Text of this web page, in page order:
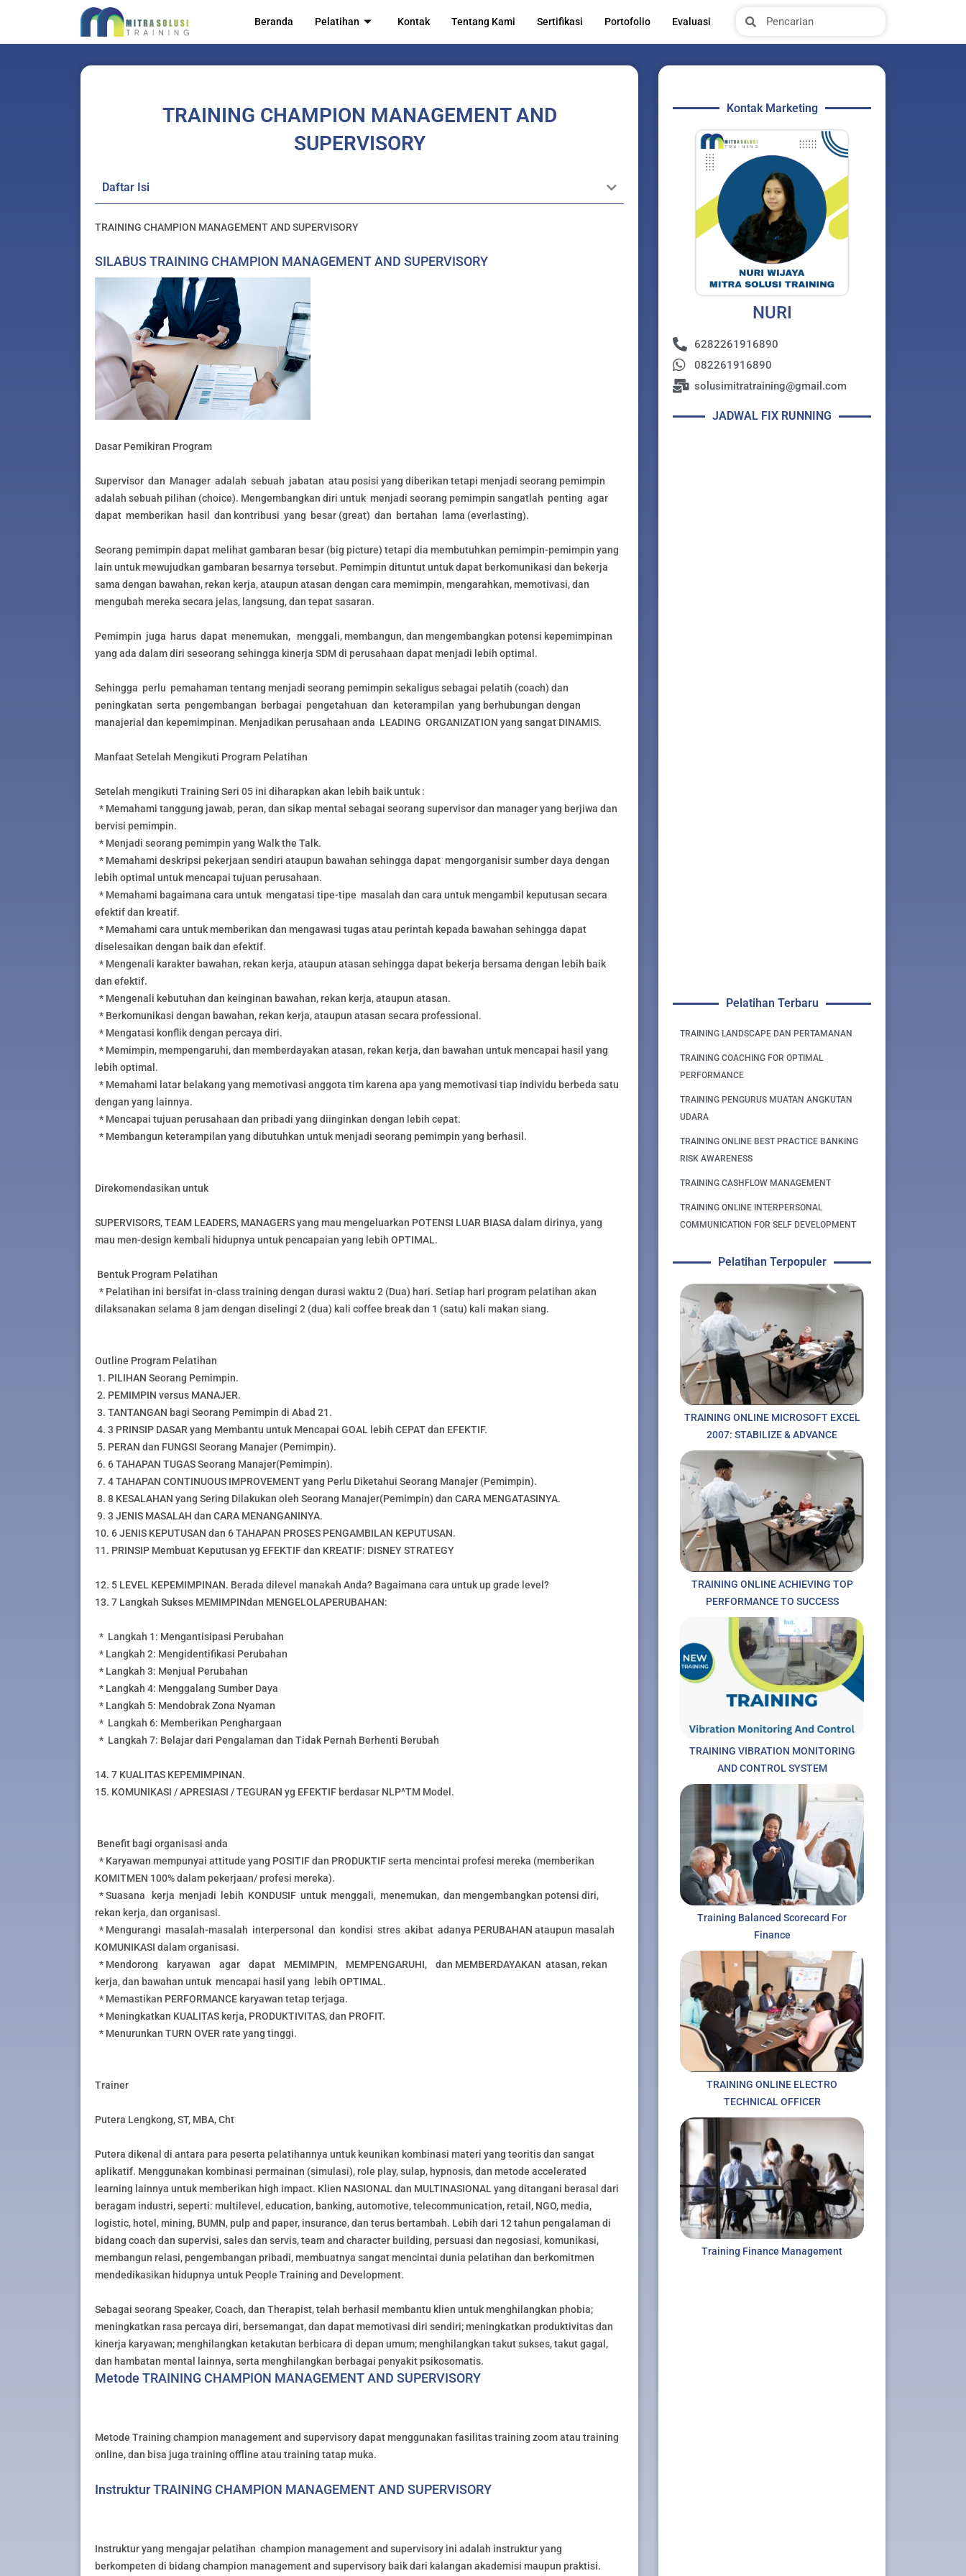
konten
Beranda Pelatihan Kontak Tentang Kami Sertifikasi Portofolio Evaluasi SearchSearch
TRAINING CHAMPION MANAGEMENT AND
SUPERVISORY
Daftar Isi
TRAINING CHAMPION MANAGEMENT AND SUPERVISORY
SILABUS TRAINING CHAMPION MANAGEMENT AND SUPERVISORY
Dasar Pemikiran Program
Supervisor dan Manager adalah sebuah jabatan atau posisi yang diberikan tetapi menjadi seorang pemimpin
adalah sebuah pilihan (choice). Mengembangkan diri untuk menjadi seorang pemimpin sangatlah penting agar
dapat memberikan hasil dan kontribusi yang besar (great) dan bertahan lama (everlasting).
Seorang pemimpin dapat melihat gambaran besar (big picture) tetapi dia membutuhkan pemimpin-pemimpin yang
lain untuk mewujudkan gambaran besarnya tersebut. Pemimpin dituntut untuk dapat berkomunikasi dan bekerja
sama dengan bawahan, rekan kerja, ataupun atasan dengan cara memimpin, mengarahkan, memotivasi, dan
mengubah mereka secara jelas, langsung, dan tepat sasaran.
Pemimpin juga harus dapat menemukan, menggali, membangun, dan mengembangkan potensi kepemimpinan
yang ada dalam diri seseorang sehingga kinerja SDM di perusahaan dapat menjadi lebih optimal.
Sehingga perlu pemahaman tentang menjadi seorang pemimpin sekaligus sebagai pelatih (coach) dan
peningkatan serta pengembangan berbagai pengetahuan dan keterampilan yang berhubungan dengan
manajerial dan kepemimpinan. Menjadikan perusahaan anda LEADING ORGANIZATION yang sangat DINAMIS.
Manfaat Setelah Mengikuti Program Pelatihan
Setelah mengikuti Training Seri 05 ini diharapkan akan lebih baik untuk :
* Memahami tanggung jawab, peran, dan sikap mental sebagai seorang supervisor dan manager yang berjiwa dan
bervisi pemimpin.
* Menjadi seorang pemimpin yang Walk the Talk.
* Memahami deskripsi pekerjaan sendiri ataupun bawahan sehingga dapat mengorganisir sumber daya dengan
lebih optimal untuk mencapai tujuan perusahaan.
* Memahami bagaimana cara untuk mengatasi tipe-tipe masalah dan cara untuk mengambil keputusan secara
efektif dan kreatif.
* Memahami cara untuk memberikan dan mengawasi tugas atau perintah kepada bawahan sehingga dapat
diselesaikan dengan baik dan efektif.
* Mengenali karakter bawahan, rekan kerja, ataupun atasan sehingga dapat bekerja bersama dengan lebih baik
dan efektif.
* Mengenali kebutuhan dan keinginan bawahan, rekan kerja, ataupun atasan.
* Berkomunikasi dengan bawahan, rekan kerja, ataupun atasan secara professional.
* Mengatasi konflik dengan percaya diri.
* Memimpin, mempengaruhi, dan memberdayakan atasan, rekan kerja, dan bawahan untuk mencapai hasil yang
lebih optimal.
* Memahami latar belakang yang memotivasi anggota tim karena apa yang memotivasi tiap individu berbeda satu
dengan yang lainnya.
* Mencapai tujuan perusahaan dan pribadi yang diinginkan dengan lebih cepat.
* Membangun keterampilan yang dibutuhkan untuk menjadi seorang pemimpin yang berhasil.
Direkomendasikan untuk
SUPERVISORS, TEAM LEADERS, MANAGERS yang mau mengeluarkan POTENSI LUAR BIASA dalam dirinya, yang
mau men-design kembali hidupnya untuk pencapaian yang lebih OPTIMAL.
Bentuk Program Pelatihan
* Pelatihan ini bersifat in-class training dengan durasi waktu 2 (Dua) hari. Setiap hari program pelatihan akan
dilaksanakan selama 8 jam dengan diselingi 2 (dua) kali coffee break dan 1 (satu) kali makan siang.
Outline Program Pelatihan
1. PILIHAN Seorang Pemimpin.
2. PEMIMPIN versus MANAJER.
3. TANTANGAN bagi Seorang Pemimpin di Abad 21.
4. 3 PRINSIP DASAR yang Membantu untuk Mencapai GOAL lebih CEPAT dan EFEKTIF.
5. PERAN dan FUNGSI Seorang Manajer (Pemimpin).
6. 6 TAHAPAN TUGAS Seorang Manajer(Pemimpin).
7. 4 TAHAPAN CONTINUOUS IMPROVEMENT yang Perlu Diketahui Seorang Manajer (Pemimpin).
8. 8 KESALAHAN yang Sering Dilakukan oleh Seorang Manajer(Pemimpin) dan CARA MENGATASINYA.
9. 3 JENIS MASALAH dan CARA MENANGANINYA.
10. 6 JENIS KEPUTUSAN dan 6 TAHAPAN PROSES PENGAMBILAN KEPUTUSAN.
11. PRINSIP Membuat Keputusan yg EFEKTIF dan KREATIF: DISNEY STRATEGY
12. 5 LEVEL KEPEMIMPINAN. Berada dilevel manakah Anda? Bagaimana cara untuk up grade level?
13. 7 Langkah Sukses MEMIMPINdan MENGELOLAPERUBAHAN:
* Langkah 1: Mengantisipasi Perubahan
* Langkah 2: Mengidentifikasi Perubahan
* Langkah 3: Menjual Perubahan
* Langkah 4: Menggalang Sumber Daya
* Langkah 5: Mendobrak Zona Nyaman
* Langkah 6: Memberikan Penghargaan
* Langkah 7: Belajar dari Pengalaman dan Tidak Pernah Berhenti Berubah
14. 7 KUALITAS KEPEMIMPINAN.
15. KOMUNIKASI / APRESIASI / TEGURAN yg EFEKTIF berdasar NLP^TM Model.
Benefit bagi organisasi anda
* Karyawan mempunyai attitude yang POSITIF dan PRODUKTIF serta mencintai profesi mereka (memberikan
KOMITMEN 100% dalam pekerjaan/ profesi mereka).
* Suasana kerja menjadi lebih KONDUSIF untuk menggali, menemukan, dan mengembangkan potensi diri,
rekan kerja, dan organisasi.
* Mengurangi masalah-masalah interpersonal dan kondisi stres akibat adanya PERUBAHAN ataupun masalah
KOMUNIKASI dalam organisasi.
* Mendorong karyawan agar dapat MEMIMPIN, MEMPENGARUHI, dan MEMBERDAYAKAN atasan, rekan
kerja, dan bawahan untuk mencapai hasil yang lebih OPTIMAL.
* Memastikan PERFORMANCE karyawan tetap terjaga.
* Meningkatkan KUALITAS kerja, PRODUKTIVITAS, dan PROFIT.
* Menurunkan TURN OVER rate yang tinggi.
Trainer
Putera Lengkong, ST, MBA, Cht
Putera dikenal di antara para peserta pelatihannya untuk keunikan kombinasi materi yang teoritis dan sangat
aplikatif. Menggunakan kombinasi permainan (simulasi), role play, sulap, hypnosis, dan metode accelerated
learning lainnya untuk memberikan high impact. Klien NASIONAL dan MULTINASIONAL yang ditangani berasal dari
beragam industri, seperti: multilevel, education, banking, automotive, telecommunication, retail, NGO, media,
logistic, hotel, mining, BUMN, pulp and paper, insurance, dan terus bertambah. Lebih dari 12 tahun pengalaman di
bidang coach dan supervisi, sales dan servis, team and character building, persuasi dan negosiasi, komunikasi,
membangun relasi, pengembangan pribadi, membuatnya sangat mencintai dunia pelatihan dan berkomitmen
mendedikasikan hidupnya untuk People Training and Development.
Sebagai seorang Speaker, Coach, dan Therapist, telah berhasil membantu klien untuk menghilangkan phobia;
meningkatkan rasa percaya diri, bersemangat, dan dapat memotivasi diri sendiri; meningkatkan produktivitas dan
kinerja karyawan; menghilangkan ketakutan berbicara di depan umum; menghilangkan takut sukses, takut gagal,
dan hambatan mental lainnya, serta menghilangkan berbagai penyakit psikosomatis.
Metode TRAINING CHAMPION MANAGEMENT AND SUPERVISORY
Metode Training champion management and supervisory dapat menggunakan fasilitas training zoom atau training
online, dan bisa juga training offline atau training tatap muka.
Instruktur TRAINING CHAMPION MANAGEMENT AND SUPERVISORY
Instruktur yang mengajar pelatihan champion management and supervisory ini adalah instruktur yang
berkompeten di bidang champion management and supervisory baik dari kalangan akademisi maupun praktisi.
Kontak Marketing
NURI
6282261916890
082261916890
solusimitratraining@gmail.com
JADWAL FIX RUNNING
Pelatihan Terbaru
TRAINING LANDSCAPE DAN PERTAMANAN
TRAINING COACHING FOR OPTIMAL
PERFORMANCE
TRAINING PENGURUS MUATAN ANGKUTAN
UDARA
TRAINING ONLINE BEST PRACTICE BANKING
RISK AWARENESS
TRAINING CASHFLOW MANAGEMENT
TRAINING ONLINE INTERPERSONAL
COMMUNICATION FOR SELF DEVELOPMENT
Pelatihan Terpopuler
TRAINING ONLINE MICROSOFT EXCEL
2007: STABILIZE & ADVANCE
TRAINING ONLINE ACHIEVING TOP
PERFORMANCE TO SUCCESS
TRAINING VIBRATION MONITORING
AND CONTROL SYSTEM
Training Balanced Scorecard For
Finance
TRAINING ONLINE ELECTRO
TECHNICAL OFFICER
Training Finance Management